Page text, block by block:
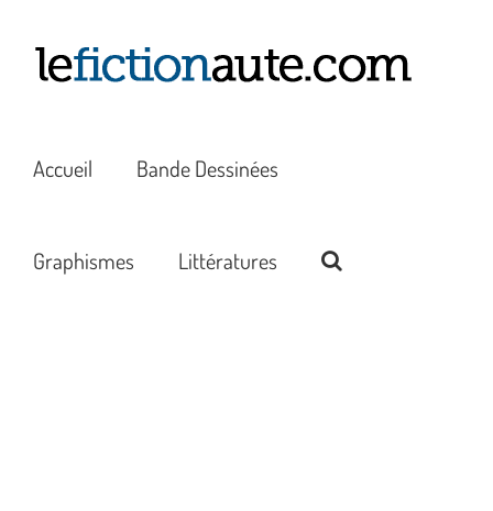
contenu
Accueil Bande Dessinées
Graphismes Littératures